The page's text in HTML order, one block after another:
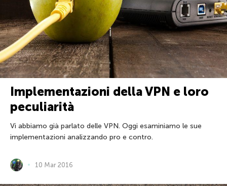
Implementazioni della VPN e loro
peculiarità
Vi abbiamo già parlato delle VPN. Oggi esaminiamo le sue
implementazioni analizzando pro e contro.
10 Mar 2016